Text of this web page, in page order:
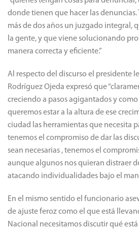
donde tienen que hacer las denuncias.
más de dos años un juzgado integral,
la gente, y que viene solucionando
manera correcta y eficiente.”
Al respecto del discurso el presidente
Rodríguez Ojeda expresó que
creciendo a pasos agigantados y
queremos estar a la altura de ese
ciudad las herramientas que necesita
tenemos el compromiso de dar las
sean necesarias , tenemos el
aunque algunos nos quieran distraer
atacando individualidades bajo el
En el mismo sentido el funcionario
de ajuste feroz como el que está
Nacional necesitamos discutir qué